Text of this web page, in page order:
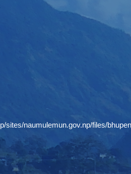
sites/naumulemun.gov.np/files/